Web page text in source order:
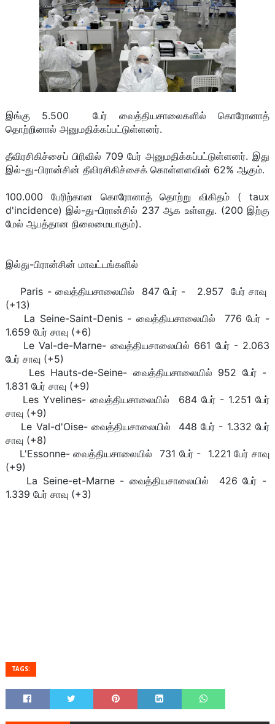
இங்கு 5.500 பேர் வைத்தியசாலைகளில் கொரோனாத்
தொற்றினால் அனுமதிக்கப்பட்டுள்ளனர்.
தீவிரசிகிச்சைப் பிரிவில் 709 பேர் அனுமதிக்கப்பட்டுள்ளனர். இது
இல்-து-பிரான்சின் தீவிரசிகிச்சைக் கொள்ளளவின் 62% ஆகும்.
100.000 பேரிற்கான கொரோனாத் தொற்று விகிதம் ( taux
d'incidence) இல்-து-பிரான்சில் 237 ஆக உள்ளது. (200 இற்கு
மேல் ஆபத்தான நிலைமையாகும்).
இல்து-பிரான்சின் மாவட்டங்களில்
Paris - வைத்தியசாலையில் 847 பேர் - 2.957 பேர் சாவு
(+13)
La Seine-Saint-Denis - வைத்தியசாலையில் 776 பேர் -
1.659 பேர் சாவு (+6)
Le Val-de-Marne- வைத்தியசாலையில் 661 பேர் - 2.063
பேர் சாவு (+5)
Les Hauts-de-Seine- வைத்தியசாலையில் 952 பேர் -
1.831 பேர் சாவு (+9)
Les Yvelines- வைத்தியசாலையில் 684 பேர் - 1.251 பேர்
சாவு (+9)
Le Val-d'Oise- வைத்தியசாலையில் 448 பேர் - 1.332 பேர்
சாவு (+8)
L'Essonne- வைத்தியசாலையில் 731 பேர் - 1.221 பேர் சாவு
(+9)
La Seine-et-Marne - வைத்தியசாலையில் 426 பேர் -
1.339 பேர் சாவு (+3)
TAGS: